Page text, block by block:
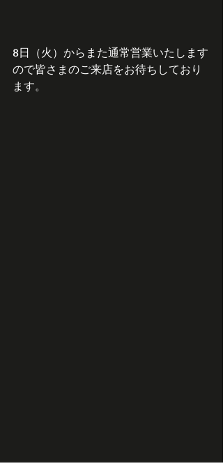
8日（火）からまた通常営業いたします
ので皆さまのご来店をお待ちしており
ます。